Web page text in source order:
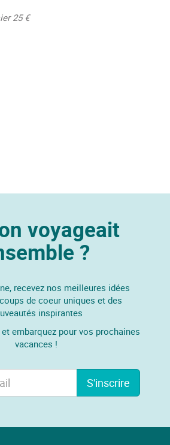
25 €
voyageait
?
recevez nos meilleures idées
de coeur uniques et des
inspirantes
embarquez pour vos prochaines
vacances !
S'inscrire